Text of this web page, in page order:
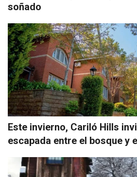
soñado
Este invierno, Cariló Hills
escapada entre el bosque y